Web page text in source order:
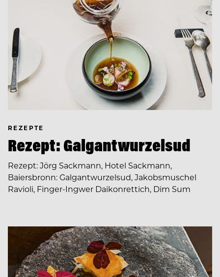
REZEPTE
Rezept: Galgantwurzelsud
Rezept: Jörg Sackmann, Hotel Sackmann,
Baiersbronn: Galgantwurzelsud, Jakobsmuschel
Ravioli, Finger-Ingwer Daikonrettich, Dim Sum